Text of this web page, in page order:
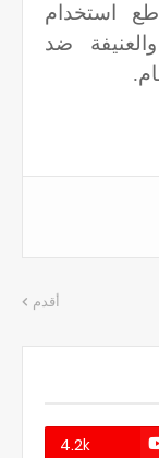
استخدام
ضد
أقدم
4.2k